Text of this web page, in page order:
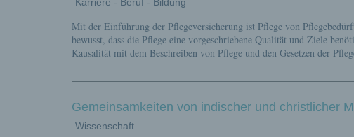
Mit der Einführung der Pflegeversicherung ist Pflege von
bewusst, dass die Pflege eine vorgeschriebene Qualität und Ziele
Kausalität mit dem Beschreiben von Pflege und den Gesetzen der
Gemeinsamkeiten von indischer und christlicher
Wissenschaft